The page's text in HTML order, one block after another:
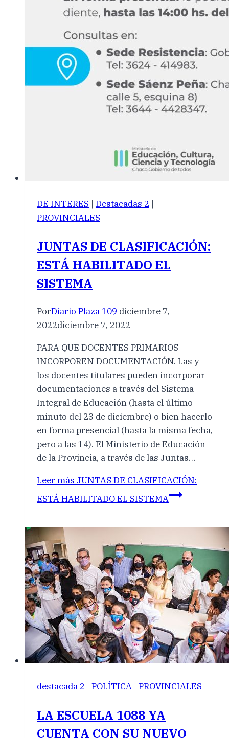
DE INTERES | Destacadas 2 |
PROVINCIALES
JUNTAS DE CLASIFICACIÓN:
ESTÁ HABILITADO EL
SISTEMA
PorDiario Plaza 109 diciembre 7,
2022diciembre 7, 2022
PARA QUE DOCENTES PRIMARIOS
INCORPOREN DOCUMENTACIÓN. Las y
los docentes titulares pueden incorporar
documentaciones a través del Sistema
Integral de Educación (hasta el último
minuto del 23 de diciembre) o bien hacerlo
en forma presencial (hasta la misma fecha,
pero a las 14). El Ministerio de Educación
de la Provincia, a través de las Juntas…
Leer más JUNTAS DE CLASIFICACIÓN:
ESTÁ HABILITADO EL SISTEMA
destacada 2 | POLÍTICA | PROVINCIALES
LA ESCUELA 1088 YA
CUENTA CON SU NUEVO